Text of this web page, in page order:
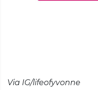
Via IG/lifeofyvonne